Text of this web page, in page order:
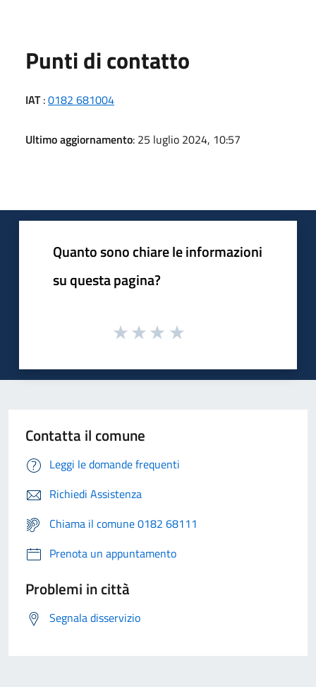
Punti di contatto
IAT:0182 681004
Ultimo aggiornamento: 25 luglio 2024, 10:57
Quanto sono chiare le informazioni
su questa pagina?
Contatta il comune
Leggi le domande frequenti
Richiedi Assistenza
Chiama il comune 0182 68111
Prenota un appuntamento
Problemi in città
Segnala disservizio